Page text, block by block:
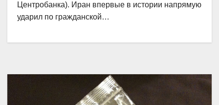
Центробанка). Иран впервые в истории напрямую
ударил по гражданской…